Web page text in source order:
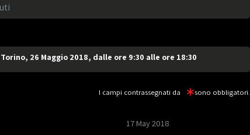
26 Maggio 2018, dalle ore 9:30 alle ore 18:30
I campi contrassegnati da sono obbligatori.
17 May 2018